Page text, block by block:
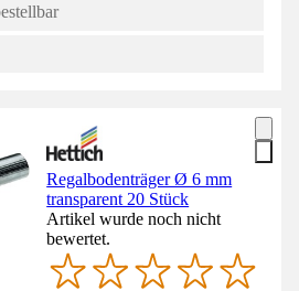
Regalbodenträger Ø 6 mm
transparent 20 Stück
Artikel wurde noch nicht
bewertet.